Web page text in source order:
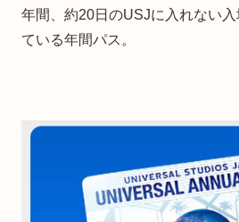
年間、約20日のUSJに入れない
ている年間パス。